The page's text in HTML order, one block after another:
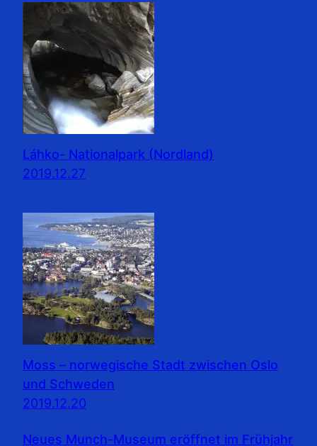
Láhko- Nationalpark (Nordland)
2019.12.27
Moss – norwegische Stadt zwischen Oslo
und Schweden
2019.12.20
Neues Munch-Museum eröffnet im Frühjahr